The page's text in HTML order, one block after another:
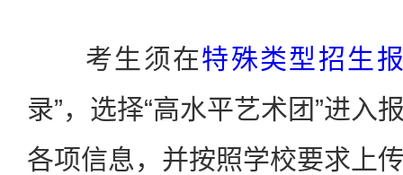
考生须在特殊类型招生
录”，选择“高水平艺术团”进入
各项信息，并按照学校要求上